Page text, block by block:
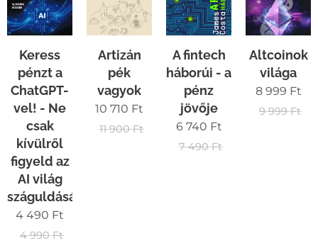
Keress
pénzt a
ChatGPT-
vel! - Ne
csak
kívülről
figyeld az
AI világ
száguldását
4 490 Ft
4 990Ft
Artizán
pék
vagyok
10 710 Ft
11 900Ft
A fintech
háborúi - a
pénz
jövője
6 740 Ft
7 490Ft
Altcoinok
világa
8 999 Ft
9 999Ft